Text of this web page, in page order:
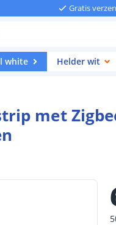
Gratis
white Helder wit
met